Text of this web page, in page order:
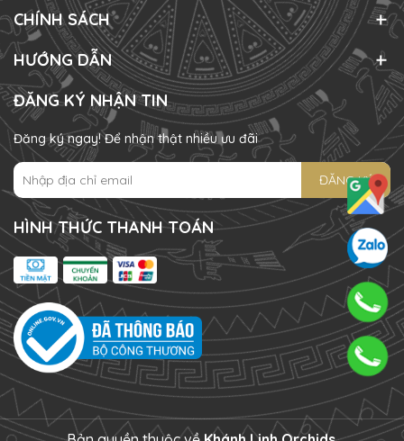
CHÍNH SÁCH
HƯỚNG DẪN
ĐĂNG KÝ NHẬN TIN
Đăng ký ngay! Để nhận thật nhiều ưu đãi
ĐĂNG KÝ
HÌNH THỨC THANH TOÁN